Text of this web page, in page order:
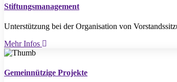
Stiftungsmanagement
Unterstützung bei der Organisation von
Mehr Infos
Gemeinnützige Projekte